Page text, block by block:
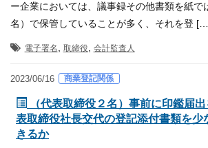
ー企業においては、議事録その他書類を紙で
名）で保管していることが多く、それを登
電子署名 取締役, 会計監査人
2023/06/16 商業登記関係
（代表取締役２名）事前に印鑑届
表取締役社長交代の登記添付書類を少
きるか